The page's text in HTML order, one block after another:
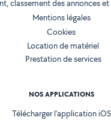
classement des annonces
Mentions légales
Cookies
Location de matériel
Prestation de services
NOS APPLICATIONS
Télécharger l’application iOS